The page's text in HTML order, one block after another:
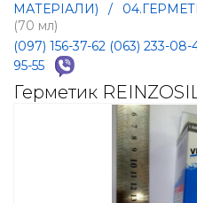
МАТЕРІАЛИ)
/
(70 мл)
(097) 156-37-62 (063) 233-08-
95-55
Герметик